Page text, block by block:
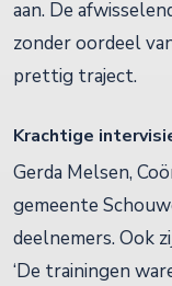
aan. De
zonder oordeel
prettig traject.
Krachtige
Gerda Melsen,
gemeente
deelnemers. Ook
‘De trainingen